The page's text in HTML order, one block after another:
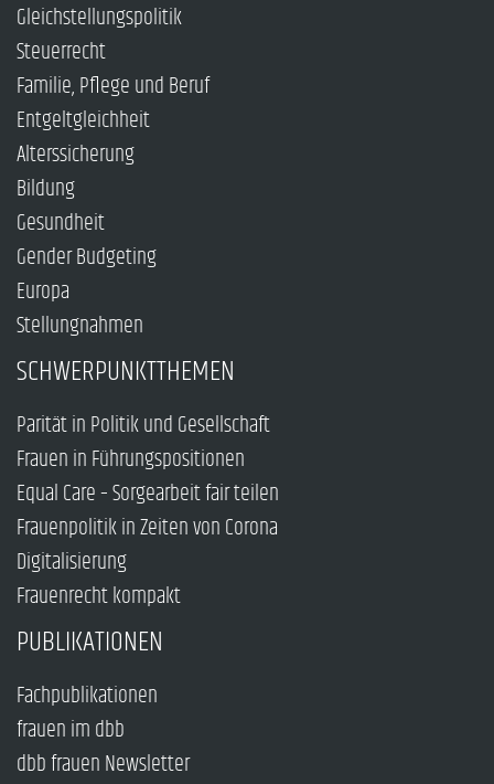
Gleichstellungspolitik
Steuerrecht
Familie, Pflege und Beruf
Entgeltgleichheit
Alterssicherung
Bildung
Gesundheit
Gender Budgeting
Europa
Stellungnahmen
SCHWERPUNKTTHEMEN
Parität in Politik und Gesellschaft
Frauen in Führungspositionen
Equal Care – Sorgearbeit fair teilen
Frauenpolitik in Zeiten von Corona
Digitalisierung
Frauenrecht kompakt
PUBLIKATIONEN
Fachpublikationen
frauen im dbb
dbb frauen Newsletter